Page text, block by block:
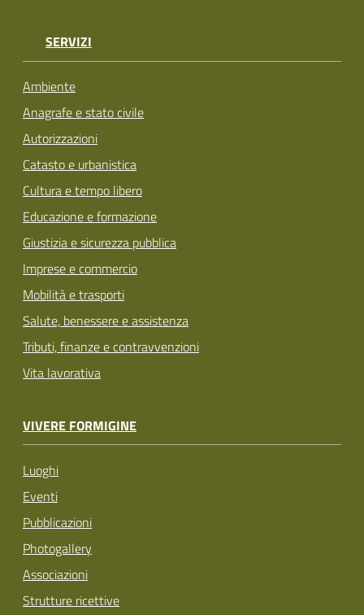
SERVIZI
Ambiente
Anagrafe e stato civile
Autorizzazioni
Catasto e urbanistica
Cultura e tempo libero
Educazione e formazione
Giustizia e sicurezza pubblica
Imprese e commercio
Mobilità e trasporti
Salute, benessere e assistenza
Tributi, finanze e contravvenzioni
Vita lavorativa
VIVERE FORMIGINE
Luoghi
Eventi
Pubblicazioni
Photogallery
Associazioni
Strutture ricettive